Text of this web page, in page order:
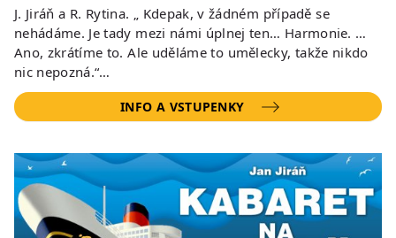
J. Jiráň a R. Rytina. „ Kdepak, v žádném případě se
nehádáme. Je tady mezi námi úplnej ten… Harmonie. …
Ano, zkrátíme to. Ale uděláme to umělecky, takže nikdo
nic nepozná.“…
INFO A VSTUPENKY